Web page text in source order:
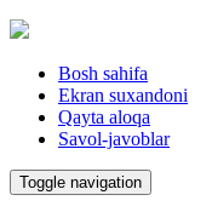
Bosh sahifa
Ekran suxandoni
Qayta aloqa
Savol-javoblar
Toggle navigation